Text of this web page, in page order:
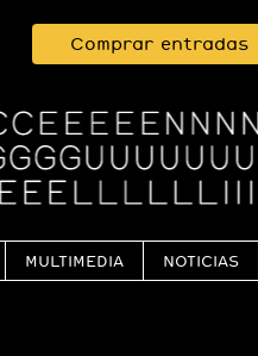
Comprar entradas
MULTIMEDIA NOTICIAS